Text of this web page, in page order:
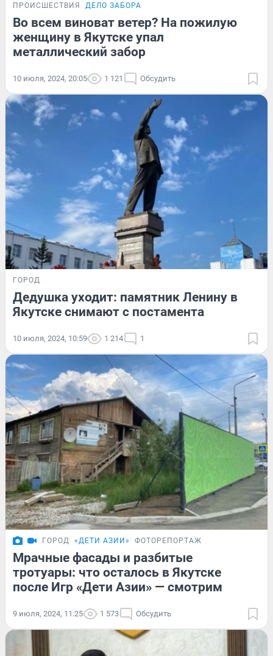
ПРОИСШЕСТВИЯ ДЕЛО ЗАБОРА
Во всем виноват ветер? На пожилую
женщину в Якутске упал
металлический забор
10 июля, 2024, 20:05 1 121 Обсудить
ГОРОД
Дедушка уходит: памятник Ленину в
Якутске снимают с постамента
10 июля, 2024, 10:59 1 214 1
ГОРОД «ДЕТИ АЗИИ» ФОТОРЕПОРТАЖ
Мрачные фасады и разбитые
тротуары: что осталось в Якутске
после Игр «Дети Азии» — смотрим
9 июля, 2024, 11:25 1 573 Обсудить